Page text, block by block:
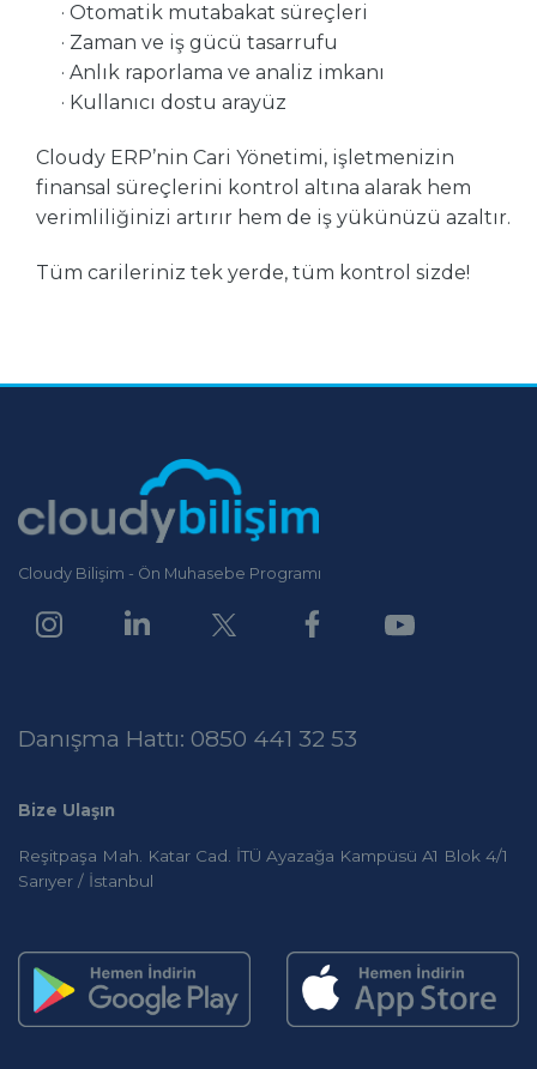
· Otomatik mutabakat süreçleri
· Zaman ve iş gücü tasarrufu
· Anlık raporlama ve analiz imkanı
· Kullanıcı dostu arayüz
Cloudy ERP’nin Cari Yönetimi, işletmenizin
finansal süreçlerini kontrol altına alarak hem
verimliliğinizi artırır hem de iş yükünüzü azaltır.
Tüm carileriniz tek yerde, tüm kontrol sizde!
Cloudy Bilişim - Ön Muhasebe Programı
Danışma Hattı: 0850 441 32 53
Bize Ulaşın
Reşitpaşa Mah. Katar Cad. İTÜ Ayazağa Kampüsü A1 Blok 4/1
Sarıyer / İstanbul